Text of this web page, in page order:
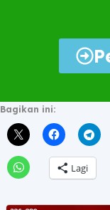
Bagikan ini:
Lagi